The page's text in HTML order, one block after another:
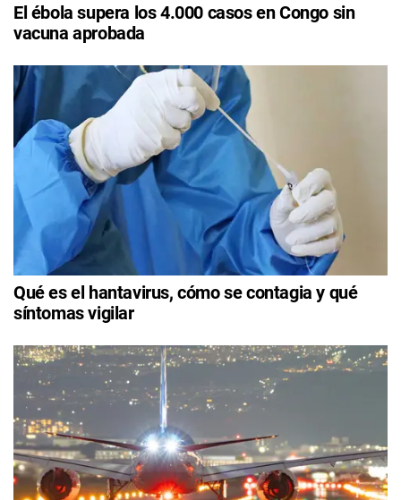
El ébola supera los 4.000 casos en Congo sin
vacuna aprobada
Qué es el hantavirus, cómo se contagia y qué
síntomas vigilar